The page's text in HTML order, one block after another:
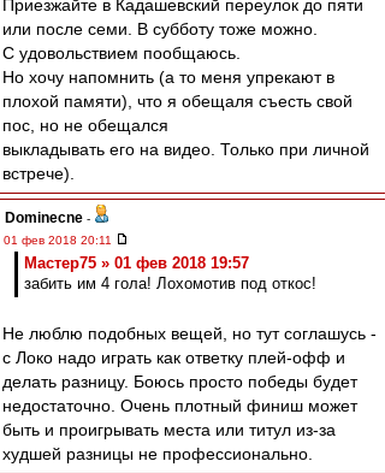
Приезжайте в Кадашевский переулок до пяти
или после семи. В субботу тоже можно.
С удовольствием пообщаюсь.
Но хочу напомнить (а то меня упрекают в
плохой памяти), что я обещаля съесть свой
пос, но не обещался
выкладывать его на видео. Только при личной
встрече).
Dominecne -
01 фев 2018 20:11
Мастер75 » 01 фев 2018 19:57
забить им 4 гола! Лохомотив под откос!
Не люблю подобных вещей, но тут соглашусь -
с Локо надо играть как ответку плей-офф и
делать разницу. Боюсь просто победы будет
недостаточно. Очень плотный финиш может
быть и проигрывать места или титул из-за
худшей разницы не профессионально.